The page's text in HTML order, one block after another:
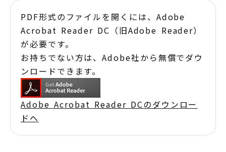
PDF形式のファイルを開くには、Adobe
Acrobat Reader DC（旧Adobe Reader）
が必要です。
お持ちでない方は、Adobe社から無償でダウ
ンロードできます。
Adobe Acrobat Reader DCのダウンロー
ドへ